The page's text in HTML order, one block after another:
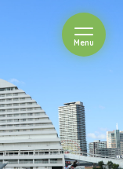
Menuを開閉